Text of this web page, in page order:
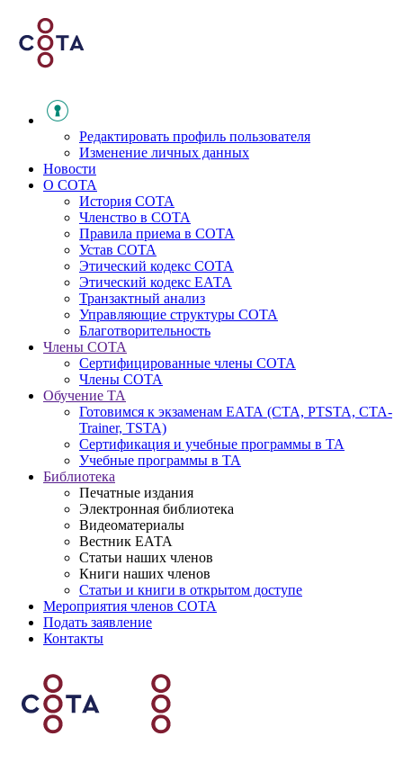
Редактировать профиль пользователя
Изменение личных данных
Новости
О СОТА
История СОТА
Членство в СОТА
Правила приема в СОТА
Устав СОТА
Этический кодекс СОТА
Этический кодекс ЕАТА
Транзактный анализ
Управляющие структуры СОТА
Благотворительность
Члены СОТА
Сертифицированные члены СОТА
Члены СОТА
Обучение ТА
Готовимся к экзаменам ЕАТА (СТА, PTSTA, СТА-
Trainer, TSTA)
Сертификация и учебные программы в ТА
Учебные программы в ТА
Библиотека
Печатные издания
Электронная библиотека
Видеоматериалы
Вестник ЕАТА
Статьи наших членов
Книги наших членов
Статьи и книги в открытом доступе
Мероприятия членов СОТА
Подать заявление
Контакты